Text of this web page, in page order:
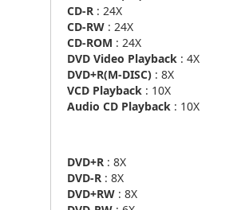
CD-R : 24X
CD-RW : 24X
CD-ROM : 24X
DVD Video Playback : 4X
DVD+R(M-DISC) : 8X
VCD Playback : 10X
Audio CD Playback : 10X
DVD+R : 8X
DVD-R : 8X
DVD+RW : 8X